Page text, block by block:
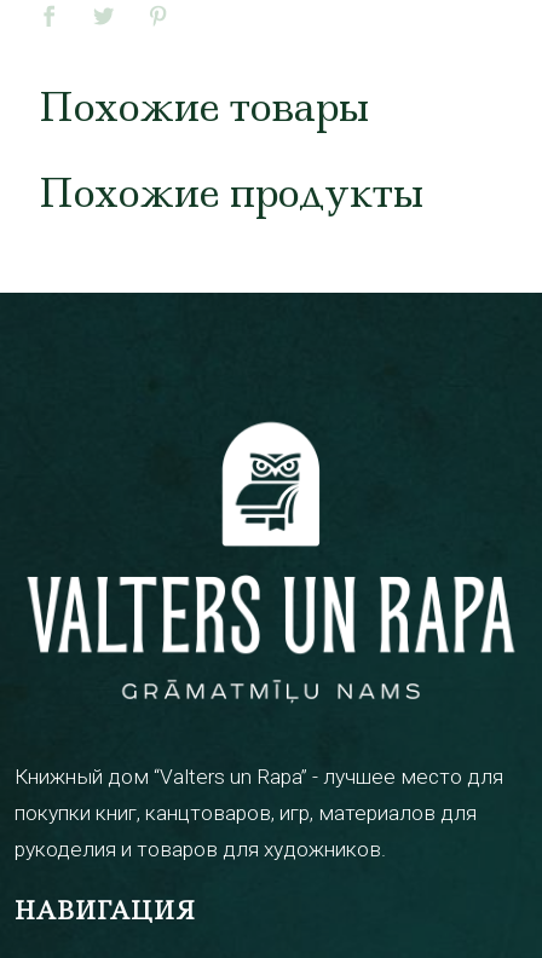
Похожие товары
Похожие продукты
Книжный дом “Valters un Rapa” - лучшее место для
покупки книг, канцтоваров, игр, материалов для
рукоделия и товаров для художников.
НАВИГАЦИЯ